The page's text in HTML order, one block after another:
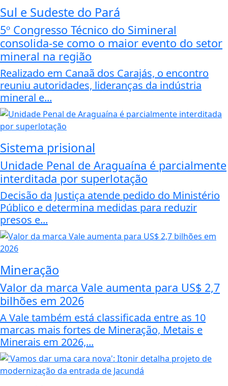
Sul e Sudeste do Pará
5º Congresso Técnico do Simineral
consolida-se como o maior evento do setor
mineral na região
Realizado em Canaã dos Carajás, o encontro
reuniu autoridades, lideranças da indústria
mineral e...
Sistema prisional
Unidade Penal de Araguaína é parcialmente
interditada por superlotação
Decisão da Justiça atende pedido do Ministério
Público e determina medidas para reduzir
presos e...
Mineração
Valor da marca Vale aumenta para US$ 2,7
bilhões em 2026
A Vale também está classificada entre as 10
marcas mais fortes de Mineração, Metais e
Minerais em 2026,...